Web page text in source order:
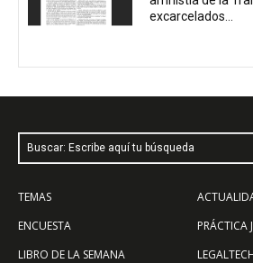
excarcelados...
Buscar: Escribe aquí tu búsqueda
TEMAS
ENCUESTA
LIBRO DE LA SEMANA
PRÁCTICA